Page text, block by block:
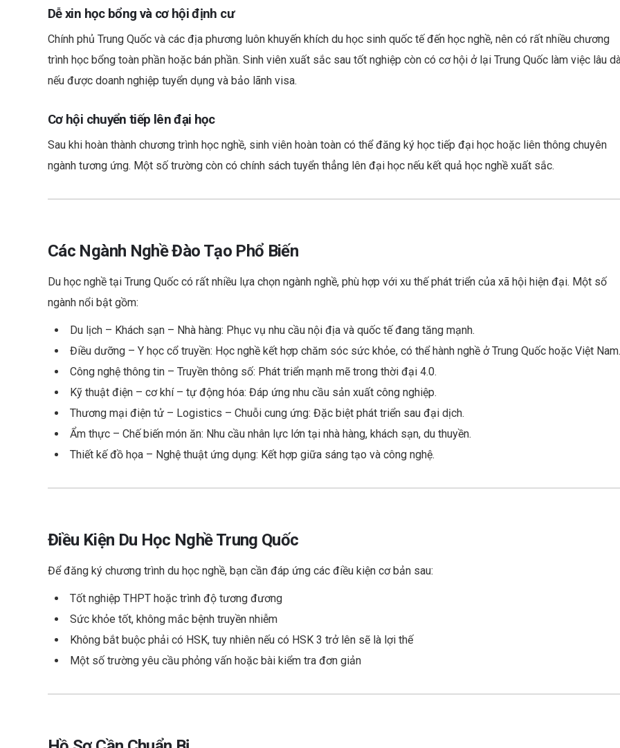
Dễ xin học bổng và cơ hội định cư
Chính phủ Trung Quốc và các địa phương luôn khuyến khích du học sinh quốc tế đến học nghề, nên có rất nhiều chương
trình học bổng toàn phần hoặc bán phần. Sinh viên xuất sắc sau tốt nghiệp còn có cơ hội ở lại Trung Quốc làm việc lâu
nếu được doanh nghiệp tuyển dụng và bảo lãnh visa.
Cơ hội chuyển tiếp lên đại học
Sau khi hoàn thành chương trình học nghề, sinh viên hoàn toàn có thể đăng ký học tiếp đại học hoặc liên thông chuyên
ngành tương ứng. Một số trường còn có chính sách tuyển thẳng lên đại học nếu kết quả học nghề xuất sắc.
Các Ngành Nghề Đào Tạo Phổ Biến
Du học nghề tại Trung Quốc có rất nhiều lựa chọn ngành nghề, phù hợp với xu thế phát triển của xã hội hiện đại. Một số
ngành nổi bật gồm:
Du lịch – Khách sạn – Nhà hàng: Phục vụ nhu cầu nội địa và quốc tế đang tăng mạnh.
Điều dưỡng – Y học cổ truyền: Học nghề kết hợp chăm sóc sức khỏe, có thể hành nghề ở Trung Quốc hoặc Việt Nam.
Công nghệ thông tin – Truyền thông số: Phát triển mạnh mẽ trong thời đại 4.0.
Kỹ thuật điện – cơ khí – tự động hóa: Đáp ứng nhu cầu sản xuất công nghiệp.
Thương mại điện tử – Logistics – Chuỗi cung ứng: Đặc biệt phát triển sau đại dịch.
Ẩm thực – Chế biến món ăn: Nhu cầu nhân lực lớn tại nhà hàng, khách sạn, du thuyền.
Thiết kế đồ họa – Nghệ thuật ứng dụng: Kết hợp giữa sáng tạo và công nghệ.
Điều Kiện Du Học Nghề Trung Quốc
Để đăng ký chương trình du học nghề, bạn cần đáp ứng các điều kiện cơ bản sau:
Tốt nghiệp THPT hoặc trình độ tương đương
Sức khỏe tốt, không mắc bệnh truyền nhiễm
Không bắt buộc phải có HSK, tuy nhiên nếu có HSK 3 trở lên sẽ là lợi thế
Một số trường yêu cầu phỏng vấn hoặc bài kiểm tra đơn giản